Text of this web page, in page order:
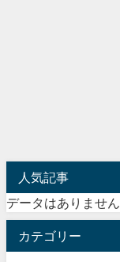
人気記事
データはありません
カテゴリー